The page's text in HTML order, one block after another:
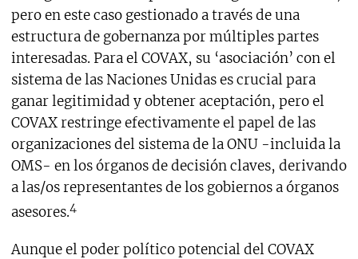
pero en este caso gestionado a través de una
estructura de gobernanza por múltiples partes
interesadas. Para el COVAX, su ‘asociación’ con el
sistema de las Naciones Unidas es crucial para
ganar legitimidad y obtener aceptación, pero el
COVAX restringe efectivamente el papel de las
organizaciones del sistema de la ONU -incluida la
OMS- en los órganos de decisión claves, derivando
a las/os representantes de los gobiernos a órganos
asesores.4
Aunque el poder político potencial del COVAX